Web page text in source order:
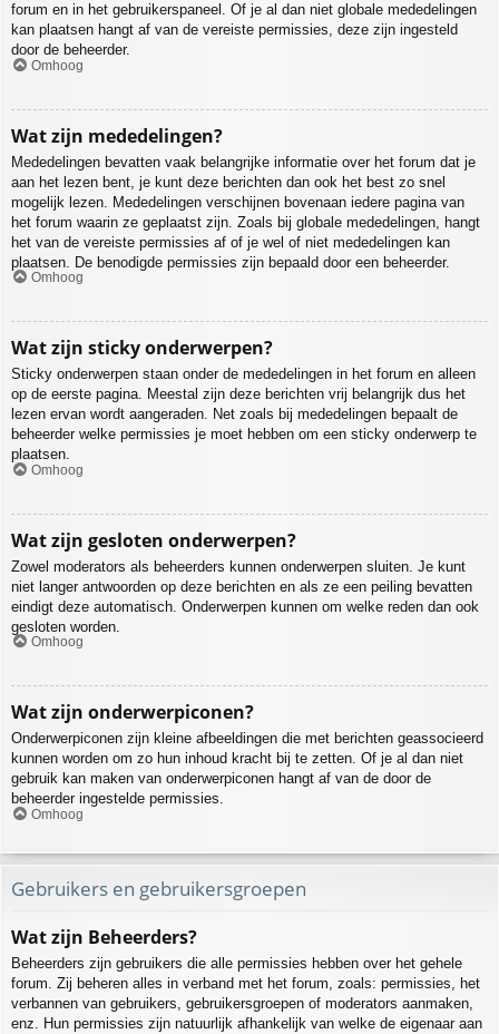
forum en in het gebruikerspaneel. Of je al dan niet globale mededelingen
kan plaatsen hangt af van de vereiste permissies, deze zijn ingesteld
door de beheerder.
Omhoog
Wat zijn mededelingen?
Mededelingen bevatten vaak belangrijke informatie over het forum dat je
aan het lezen bent, je kunt deze berichten dan ook het best zo snel
mogelijk lezen. Mededelingen verschijnen bovenaan iedere pagina van
het forum waarin ze geplaatst zijn. Zoals bij globale mededelingen, hangt
het van de vereiste permissies af of je wel of niet mededelingen kan
plaatsen. De benodigde permissies zijn bepaald door een beheerder.
Omhoog
Wat zijn sticky onderwerpen?
Sticky onderwerpen staan onder de mededelingen in het forum en alleen
op de eerste pagina. Meestal zijn deze berichten vrij belangrijk dus het
lezen ervan wordt aangeraden. Net zoals bij mededelingen bepaalt de
beheerder welke permissies je moet hebben om een sticky onderwerp te
plaatsen.
Omhoog
Wat zijn gesloten onderwerpen?
Zowel moderators als beheerders kunnen onderwerpen sluiten. Je kunt
niet langer antwoorden op deze berichten en als ze een peiling bevatten
eindigt deze automatisch. Onderwerpen kunnen om welke reden dan ook
gesloten worden.
Omhoog
Wat zijn onderwerpiconen?
Onderwerpiconen zijn kleine afbeeldingen die met berichten geassocieerd
kunnen worden om zo hun inhoud kracht bij te zetten. Of je al dan niet
gebruik kan maken van onderwerpiconen hangt af van de door de
beheerder ingestelde permissies.
Omhoog
Gebruikers en gebruikersgroepen
Wat zijn Beheerders?
Beheerders zijn gebruikers die alle permissies hebben over het gehele
forum. Zij beheren alles in verband met het forum, zoals: permissies, het
verbannen van gebruikers, gebruikersgroepen of moderators aanmaken,
enz. Hun permissies zijn natuurlijk afhankelijk van welke de eigenaar aan